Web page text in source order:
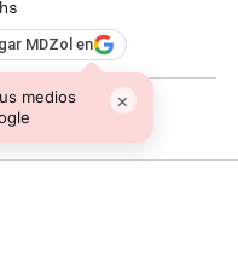
MDZol en
medios
×